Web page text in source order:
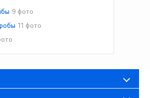
9 фото
11 фото